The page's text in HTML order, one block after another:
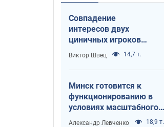
Совпадение
интересов двух
циничных игроков
или тайный план
Трампа и Путина?
Виктор Швец 14,7 т.
Минск готовится к
функционированию в
условиях масштабного
военного кризиса
Александр Левченко 18,9 т.